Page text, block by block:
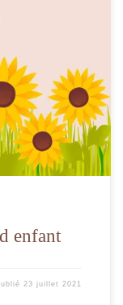
ce changement
ci la trentaine
plus adulte. En
enfant
23 juillet 2021